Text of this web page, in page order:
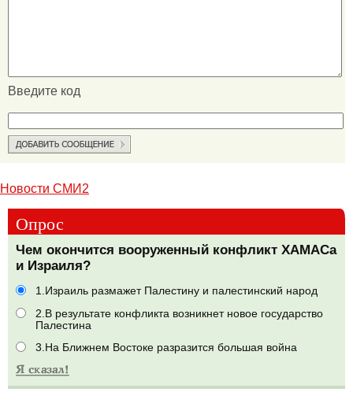
Введите код
Новости СМИ2
Опрос
Чем окончится вооруженный конфликт ХАМАСа
и Израиля?
1.Израиль размажет Палестину и палестинский народ
2.В результате конфликта возникнет новое государство
Палестина
3.На Ближнем Востоке разразится большая война